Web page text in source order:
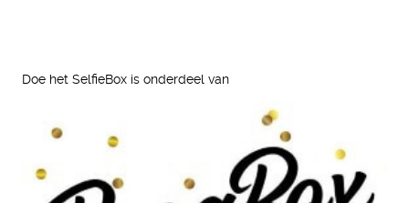
Doe het SelfieBox is onderdeel van